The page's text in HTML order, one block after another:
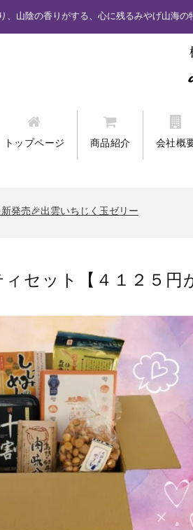
、山陰の香りがする、心に残るみやげ山海の
トップページ 商品紹介 会社概
新発売🎉出雲いちじく玉ゼリー
ド情報が適切ではありません。「カード
セット【４１２５